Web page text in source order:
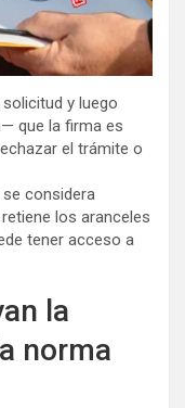
y luego
que la firma es
el trámite o
considera
los aranceles
tener acceso a
la
norma